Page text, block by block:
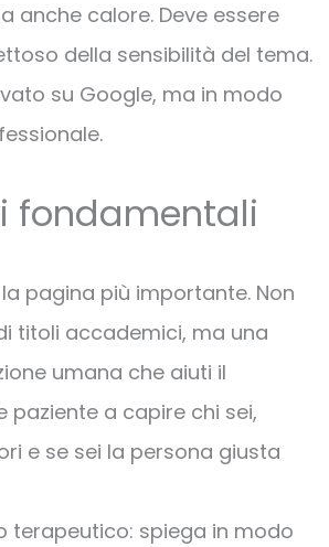
anche calore. Deve essere
della sensibilità del tema.
su Google, ma in modo
fondamentali
pagina più importante. Non
titoli accademici, ma una
umana che aiuti il
paziente a capire chi sei,
e se sei la persona giusta
terapeutico: spiega in modo